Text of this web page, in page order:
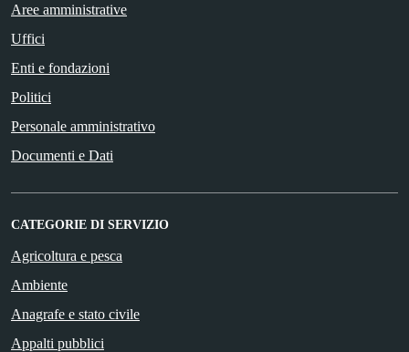
Aree amministrative
Uffici
Enti e fondazioni
Politici
Personale amministrativo
Documenti e Dati
CATEGORIE DI SERVIZIO
Agricoltura e pesca
Ambiente
Anagrafe e stato civile
Appalti pubblici